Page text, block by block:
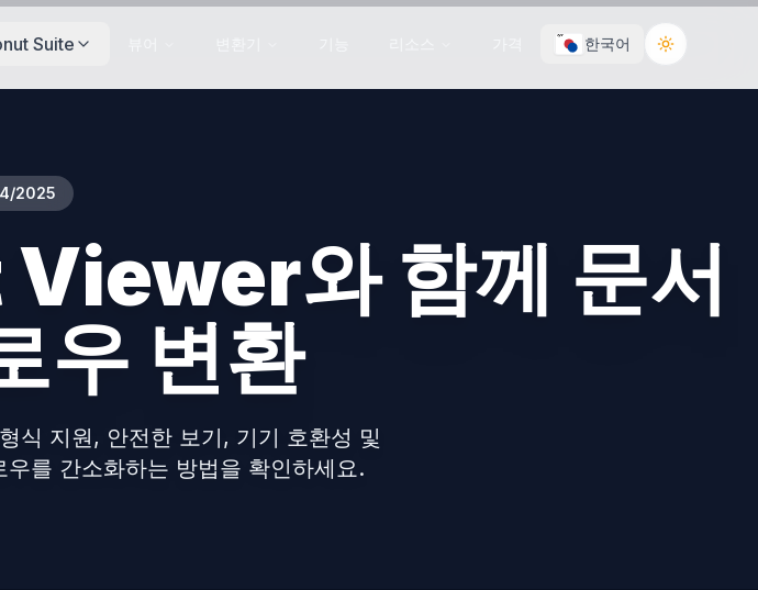
Suite 한국어 Toggle
2025
와 함께 문서
우 변환
지원, 안전한 보기, 기기 호환성 및
를 간소화하는 방법을 확인하세요.